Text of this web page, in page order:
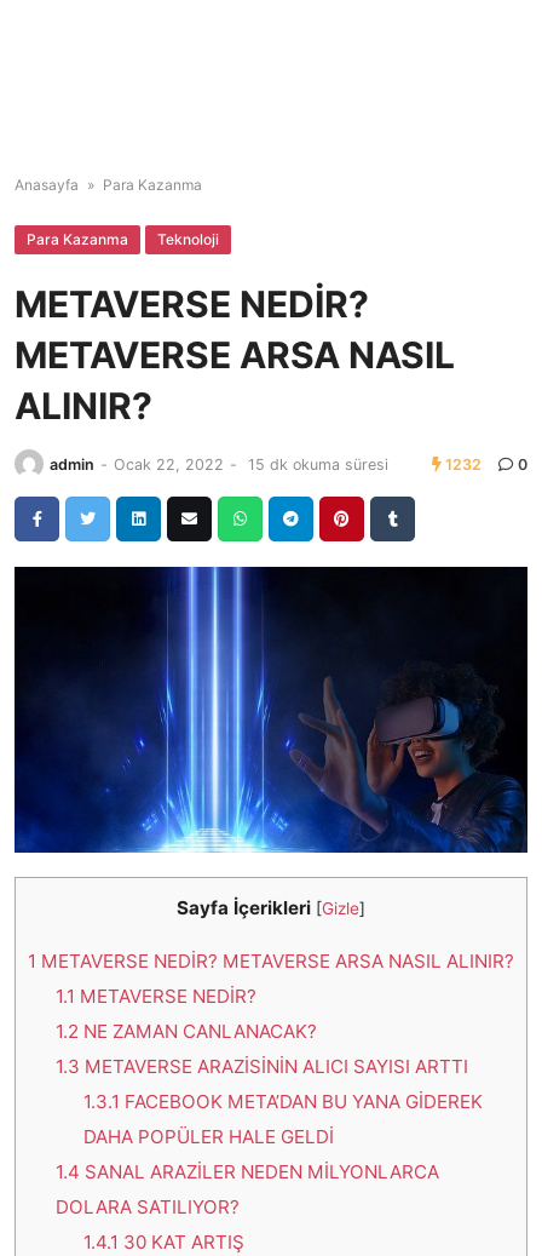
Anasayfa » Para Kazanma
Para Kazanma Teknoloji
METAVERSE NEDİR?
METAVERSE ARSA NASIL
ALINIR?
admin - Ocak 22, 2022 - 15 dk okuma süresi 1232 0
Sayfa İçerikleri [Gizle]
1 METAVERSE NEDİR? METAVERSE ARSA NASIL ALINIR?
1.1 METAVERSE NEDİR?
1.2 NE ZAMAN CANLANACAK?
1.3 METAVERSE ARAZİSİNİN ALICI SAYISI ARTTI
1.3.1 FACEBOOK META’DAN BU YANA GİDEREK
DAHA POPÜLER HALE GELDİ
1.4 SANAL ARAZİLER NEDEN MİLYONLARCA
DOLARA SATILIYOR?
1.4.1 30 KAT ARTIŞ